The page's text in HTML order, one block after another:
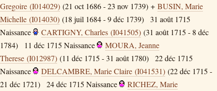
Gregoire (I014029) (21 oct 1686 - 23 nov 1739) + BUSIN, Marie
Michelle (I014030) (18 juil 1684 - 9 déc 1739)
31 août 1715
Naissance
CARTIGNY, Charles (I041505) (31 août 1715 - 8 déc
1784)
11 déc 1715 Naissance
MOURA, Jeanne
Therese (I012987) (11 déc 1715 - 31 août 1780)
22 déc 1715
Naissance
DELCAMBRE, Marie Claire (I041531) (22 déc 1715 -
21 déc 1721)
24 déc 1715 Naissance
RICHEZ, Marie